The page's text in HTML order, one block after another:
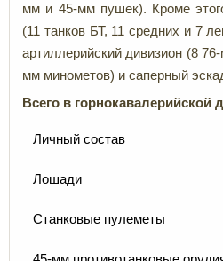
мм и 45-мм пушек). Кроме
(11 танков БТ, 11 средних и 7
артиллерийский дивизион (8
мм минометов) и саперный
Всего в горнокавалерийской
Личный состав
Лошади
Станковые пулеметы